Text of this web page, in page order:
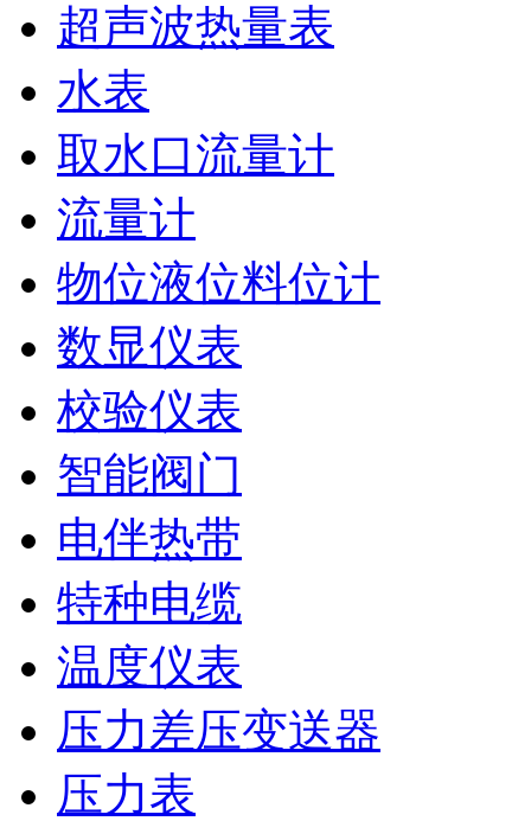
超声波热量表
水表
取水口流量计
流量计
物位液位料位计
数显仪表
校验仪表
智能阀门
电伴热带
特种电缆
温度仪表
压力差压变送器
压力表